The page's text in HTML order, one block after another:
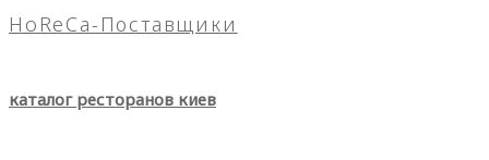
HoReCa-Поставщики
каталог ресторанов киев